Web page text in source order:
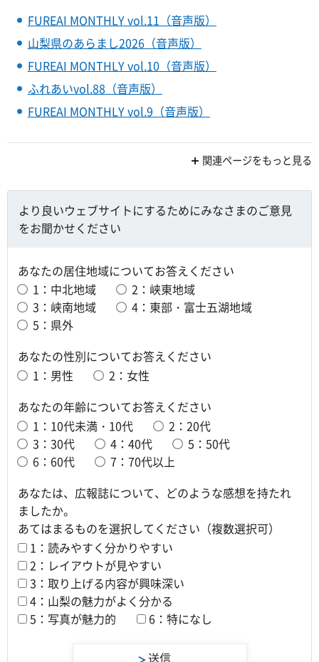
FUREAI MONTHLY vol.11（音声版）
山梨県のあらまし2026（音声版）
FUREAI MONTHLY vol.10（音声版）
ふれあいvol.88（音声版）
FUREAI MONTHLY vol.9（音声版）
関連ページをもっと見る
より良いウェブサイトにするためにみなさまのご意見
をお聞かせください
あなたの居住地域についてお答えください
1：中北地域
2：峡東地域
3：峡南地域
4：東部・富士五湖地域
5：県外
あなたの性別についてお答えください
1：男性
2：女性
あなたの年齢についてお答えください
1：10代未満・10代
2：20代
3：30代
4：40代
5：50代
6：60代
7：70代以上
あなたは、広報誌について、どのような感想を持たれ
ましたか。
あてはまるものを選択してください（複数選択可）
1：読みやすく分かりやすい
2：レイアウトが見やすい
3：取り上げる内容が興味深い
4：山梨の魅力がよく分かる
5：写真が魅力的
6：特になし